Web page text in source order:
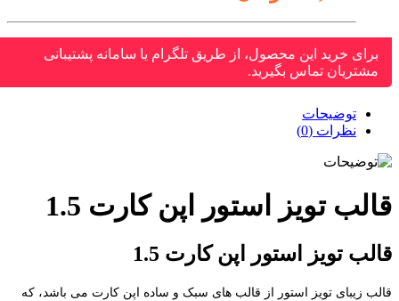
برای خرید این محصول، از طریق تلگرام یا سامانه پشتیبانی
مشتریان تماس بگیرید.
توضیحات
نظرات (0)
تویز استور اپن کارت 1.5
تویز استور اپن کارت 1.5
زیبای تویز استور از قالب های سبک و ساده اپن کارت می باشد، که